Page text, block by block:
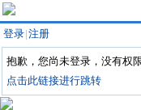
登录 注册
抱歉，您尚未登录，没有权
点击此链接进行跳转